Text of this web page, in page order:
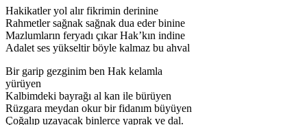
Hakikatler yol alır fikrimin derinine
Rahmetler sağnak sağnak dua eder binine
Mazlumların feryadı çıkar Hak’kın indine
Adalet ses yükseltir böyle kalmaz bu ahval
Bir garip gezginim ben Hak kelamla
yürüyen
Kalbimdeki bayrağı al kan ile bürüyen
Rüzgara meydan okur bir fidanım büyüyen
Çoğalıp uzayacak binlerce yaprak ve dal.